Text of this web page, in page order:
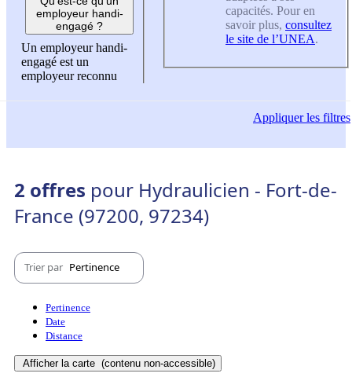
employeur handi-
engagé ?
Un employeur handi-
engagé est un
employeur reconnu
capacités. Pour en
savoir plus, consultez
le site de l’UNEA.
Appliquerles filtres
2 offres pour Hydraulicien - Fort-de-
France (97200, 97234)
Trier par Pertinence
Pertinence
Date
Distance
Afficher la carte (contenu non-accessible)